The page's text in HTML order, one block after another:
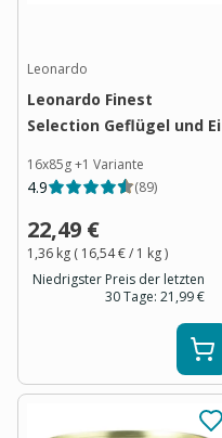
Leonardo
Leonardo Finest
Selection Geflügel und Ei
16x85g+1 Variante
4.9 (89)
22,49 €
1,36 kg ( 16,54 €/ 1 kg)
Niedrigster Preis der letzten
30 Tage: 21,99 €